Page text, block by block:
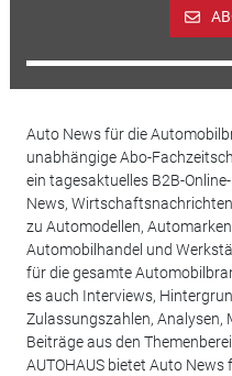
Auto News für die
unabhängige Abo-
ein tagesaktuelles B2B-
News,
zu Automodellen,
Automobilhandel und
für die gesamte
es auch Interviews,
Zulassungszahlen,
Beiträge aus den
AUTOHAUS bietet Auto